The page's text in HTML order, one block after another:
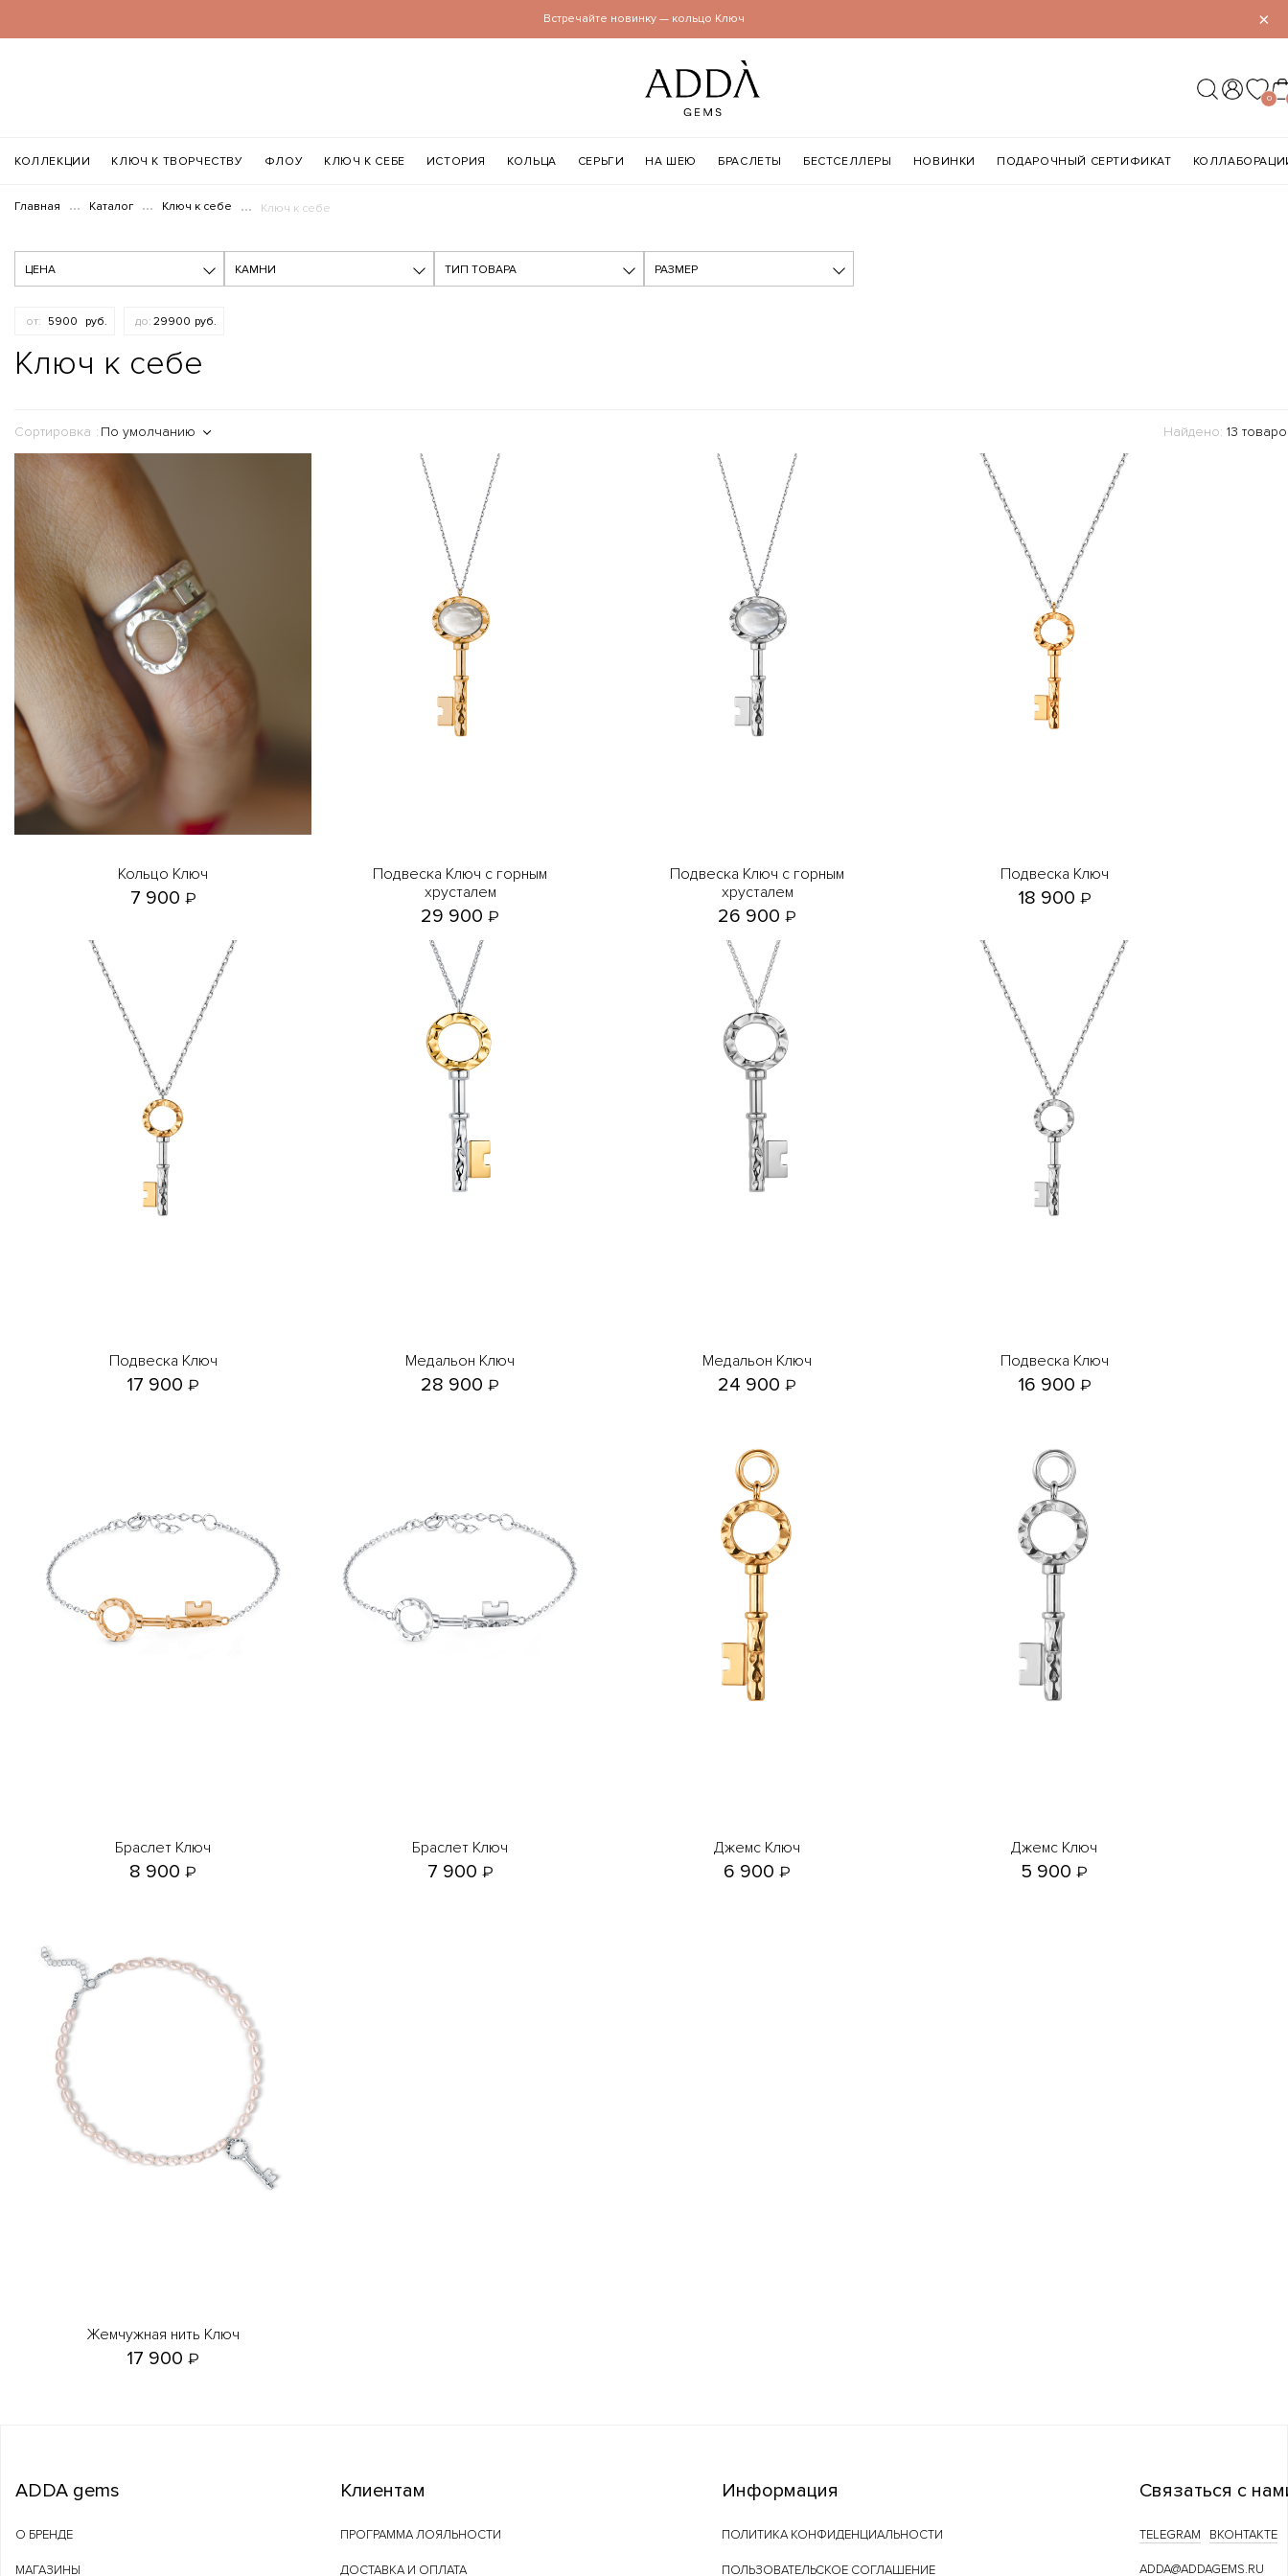
×
Встречайте новинку — кольцо Ключ
0
КОЛЛЕКЦИИ КЛЮЧ К ТВОРЧЕСТВУ ФЛОУ КЛЮЧ К СЕБЕ ИСТОРИЯ КОЛЬЦА СЕРЬГИ НА ШЕЮ БРАСЛЕТЫ БЕСТСЕЛЛЕРЫ НОВИНКИ ПОДАРОЧНЫЙ СЕРТИФИКАТ
Главная Каталог Ключ к себе Ключ к себе
ЦЕНА КАМНИ ТИП ТОВАРА РАЗМЕР
Ключ к себе
Сортировка По умолчанию Найдено: 13
Кольцо Ключ
7 900 ₽
Подвеска Ключ с горным
хрусталем
29 900 ₽
Подвеска Ключ с горным
хрусталем
26 900 ₽
Подвеска Ключ
18 900 ₽
Подвеска Ключ
17 900 ₽
Медальон Ключ
28 900 ₽
Медальон Ключ
24 900 ₽
Подвеска Ключ
16 900 ₽
Браслет Ключ
8 900 ₽
Браслет Ключ
7 900 ₽
Джемс Ключ
6 900 ₽
Джемс Ключ
5 900 ₽
Жемчужная нить Ключ
17 900 ₽
ADDA gems
О БРЕНДЕ
МАГАЗИНЫ
Клиентам
ПРОГРАММА ЛОЯЛЬНОСТИ
ДОСТАВКА И ОПЛАТА
Информация
ПОЛИТИКА КОНФИДЕНЦИАЛЬНОСТИ
ПОЛЬЗОВАТЕЛЬСКОЕ СОГЛАШЕНИЕ
Связаться с
TELEGRAM ВКОНТАКТЕ
ADDA@ADDAGEMS.RU